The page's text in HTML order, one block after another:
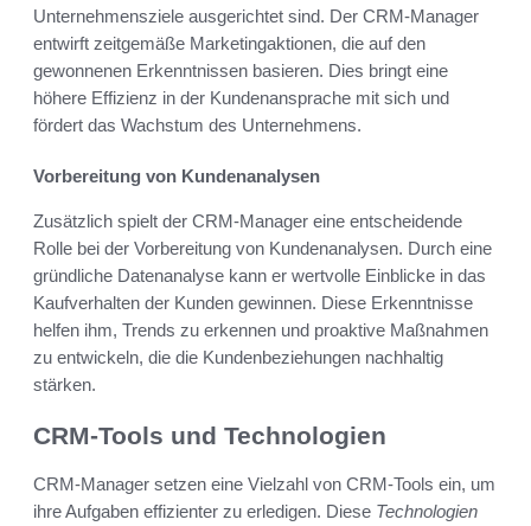
Unternehmensziele ausgerichtet sind. Der CRM-Manager
entwirft zeitgemäße Marketingaktionen, die auf den
gewonnenen Erkenntnissen basieren. Dies bringt eine
höhere Effizienz in der Kundenansprache mit sich und
fördert das Wachstum des Unternehmens.
Vorbereitung von Kundenanalysen
Zusätzlich spielt der CRM-Manager eine entscheidende
Rolle bei der Vorbereitung von Kundenanalysen. Durch eine
gründliche Datenanalyse kann er wertvolle Einblicke in das
Kaufverhalten der Kunden gewinnen. Diese Erkenntnisse
helfen ihm, Trends zu erkennen und proaktive Maßnahmen
zu entwickeln, die die Kundenbeziehungen nachhaltig
stärken.
CRM-Tools und Technologien
CRM-Manager setzen eine Vielzahl von CRM-Tools ein, um
ihre Aufgaben effizienter zu erledigen. Diese Technologien